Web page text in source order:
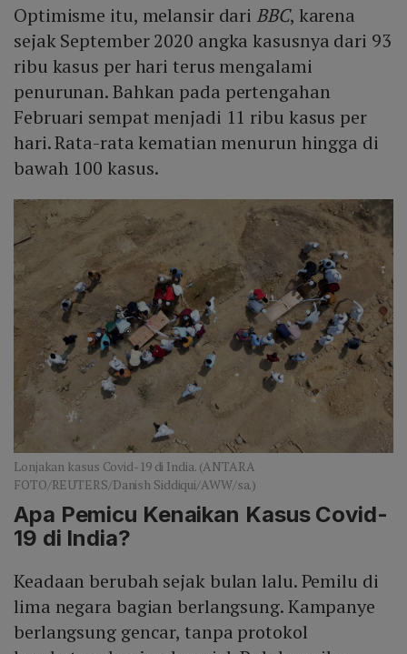
Optimisme itu, melansir dari BBC, karena
sejak September 2020 angka kasusnya dari 93
ribu kasus per hari terus mengalami
penurunan. Bahkan pada pertengahan
Februari sempat menjadi 11 ribu kasus per
hari. Rata-rata kematian menurun hingga di
bawah 100 kasus.
Lonjakan kasus Covid-19 di India. (ANTARA
FOTO/REUTERS/Danish Siddiqui/AWW/sa.)
Apa Pemicu Kenaikan Kasus Covid-
19 di India?
Keadaan berubah sejak bulan lalu. Pemilu di
lima negara bagian berlangsung. Kampanye
berlangsung gencar, tanpa protokol